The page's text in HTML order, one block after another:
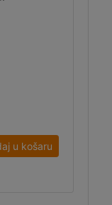
u košaru